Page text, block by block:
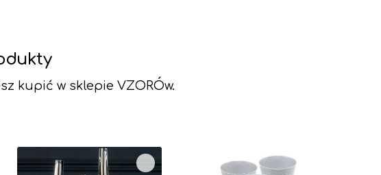
kupić w sklepie VZORÓw.